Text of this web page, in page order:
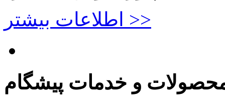
اطلاعات بیشتر >>
و خدمات پیشگام